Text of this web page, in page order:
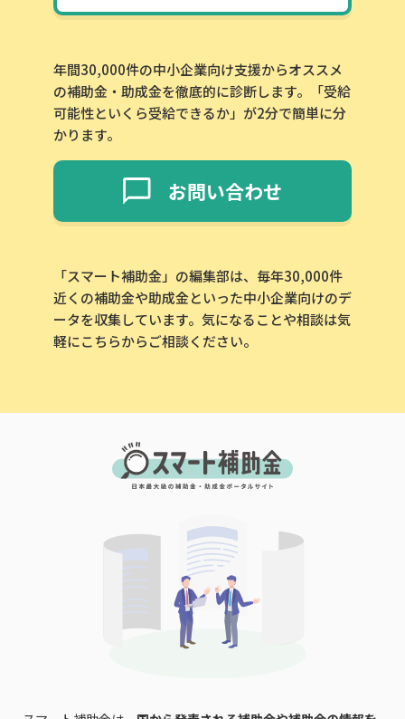
年間30,000件の中小企業向け支援からオススメ
の補助金・助成金を徹底的に診断します。「受給
可能性といくら受給できるか」が2分で簡単に分
かります。
お問い合わせ
「スマート補助金」の編集部は、毎年30,000件
近くの補助金や助成金といった中小企業向けのデ
ータを収集しています。気になることや相談は気
軽にこちらからご相談ください。